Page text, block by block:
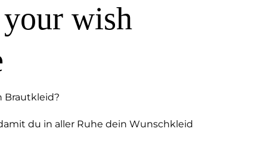
wish
Brautkleid?
du in aller Ruhe dein Wunschkleid